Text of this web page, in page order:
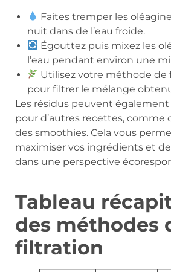
Faites tremper les
nuit dans de l’eau froide.
Égouttez puis mixez les
l’eau pendant environ une
Utilisez votre méthode de
pour filtrer le mélange
Les résidus peuvent
pour d’autres recettes, comme
des smoothies. Cela vous
maximiser vos ingrédients et
dans une perspective
Tableau
des méthodes
filtration